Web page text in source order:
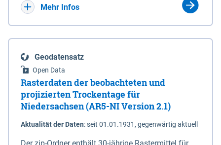
die Deichbehörde durch Verordnung ausspricht.
laufenden Monitoringjahr.
Mehr Infos
Geodatensatz
Open Data
Rasterdaten der beobachteten und
projizierten Trockentage für
Niedersachsen (AR5-NI Version 2.1)
Aktualität der Daten:seit 01.01.1931, gegenwärtig aktuell